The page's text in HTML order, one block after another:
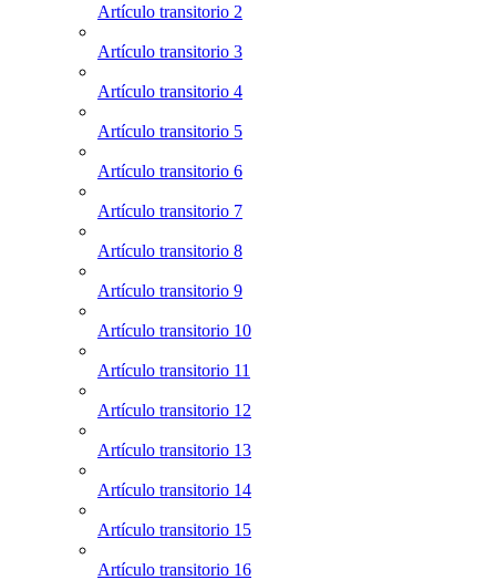
Artículo transitorio 2
Artículo transitorio 3
Artículo transitorio 4
Artículo transitorio 5
Artículo transitorio 6
Artículo transitorio 7
Artículo transitorio 8
Artículo transitorio 9
Artículo transitorio 10
Artículo transitorio 11
Artículo transitorio 12
Artículo transitorio 13
Artículo transitorio 14
Artículo transitorio 15
Artículo transitorio 16